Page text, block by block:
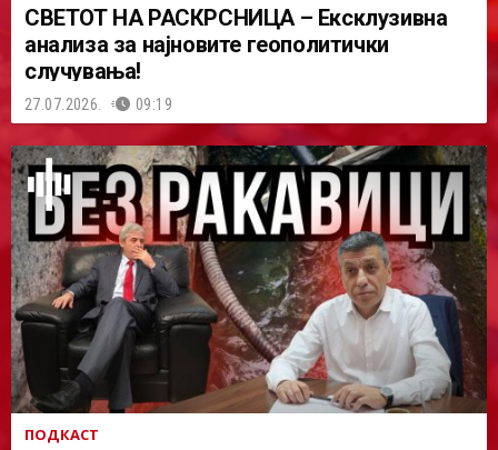
СВЕТОТ НА РАСКРСНИЦА – Ексклузивна
анализа за најновите геополитички
случувања!
27.07.2026. 09:19
ПОДКАСТ